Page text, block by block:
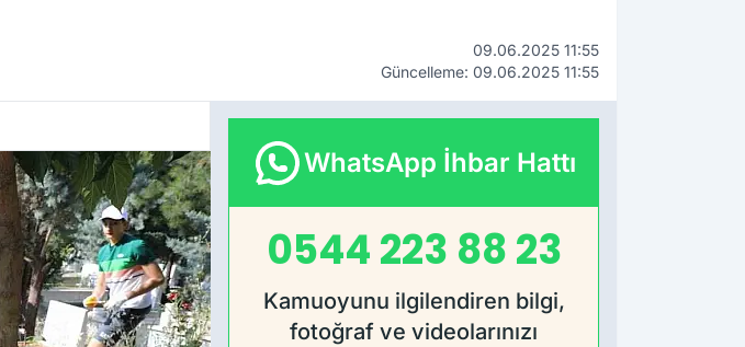
09.06.2025 11:55
Güncelleme: 09.06.2025 11:55
WhatsApp İhbar Hattı
0544 223 88 23
Kamuoyunu ilgilendiren bilgi,
fotoğraf ve videolarınızı